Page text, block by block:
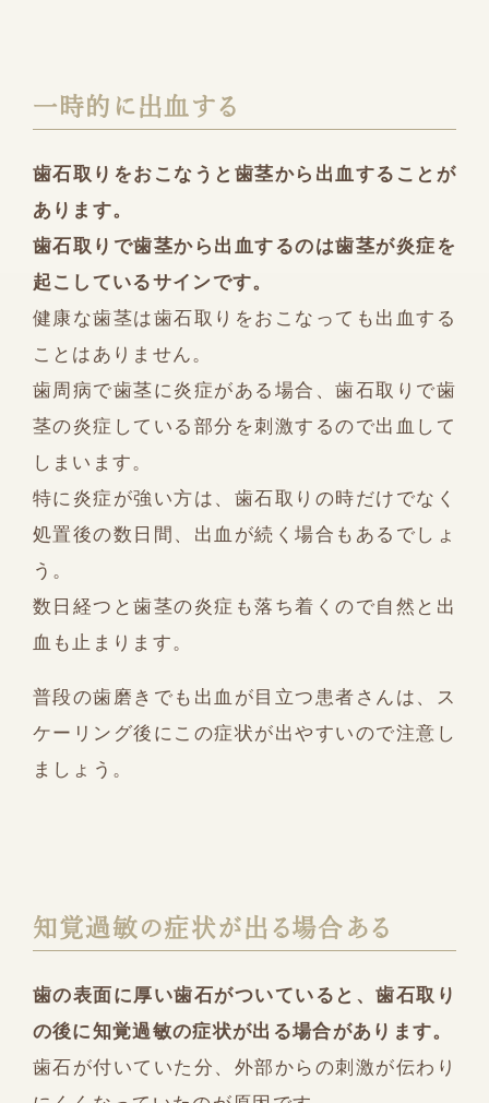
一時的に出血する
歯石取りをおこなうと歯茎から出血することが
あります。
歯石取りで歯茎から出血するのは歯茎が炎症を
起こしているサインです。
健康な歯茎は歯石取りをおこなっても出血する
ことはありません。
歯周病で歯茎に炎症がある場合、歯石取りで歯
茎の炎症している部分を刺激するので出血して
しまいます。
特に炎症が強い方は、歯石取りの時だけでなく
処置後の数日間、出血が続く場合もあるでしょ
う。
数日経つと歯茎の炎症も落ち着くので自然と出
血も止まります。
普段の歯磨きでも出血が目立つ患者さんは、ス
ケーリング後にこの症状が出やすいので注意し
ましょう。
知覚過敏の症状が出る場合ある
歯の表面に厚い歯石がついていると、歯石取り
の後に知覚過敏の症状が出る場合があります。
歯石が付いていた分、外部からの刺激が伝わり